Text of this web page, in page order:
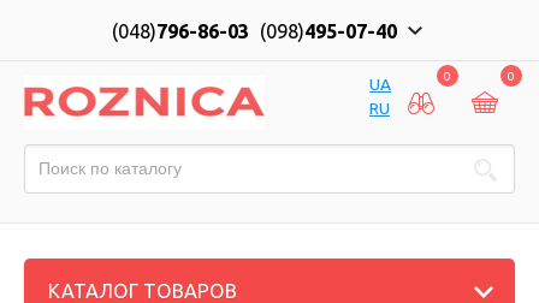
(048)796-86-03 (098)495-07-40
UA
RU
0 0
КАТАЛОГ ТОВАРОВ